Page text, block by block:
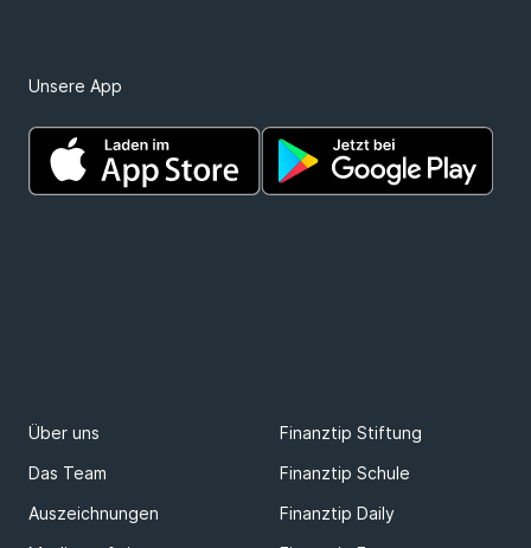
Unsere App
Über uns
Finanztip Stiftung
Das Team
Finanztip Schule
Auszeichnungen
Finanztip Daily